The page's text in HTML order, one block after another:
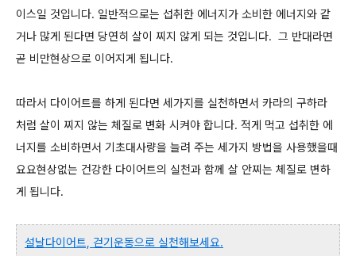
이스일 것입니다. 일반적으로는 섭취한 에너지가 소비한 에너지와 같
거나 많게 된다면 당연히 살이 찌지 않게 되는 것입니다. 그 반대라면
곧 비만현상으로 이어지게 됩니다.
따라서 다이어트를 하게 된다면 세가지를 실천하면서 카라의 구하라
처럼 살이 찌지 않는 체질로 변화 시켜야 합니다. 적게 먹고 섭취한 에
너지를 소비하면서 기초대사량을 늘려 주는 세가지 방법을 사용했을때
요요현상없는 건강한 다이어트의 실천과 함께 살 안찌는 체질로 변하
게 됩니다.
설날다이어트, 걷기운동으로 실천해보세요.